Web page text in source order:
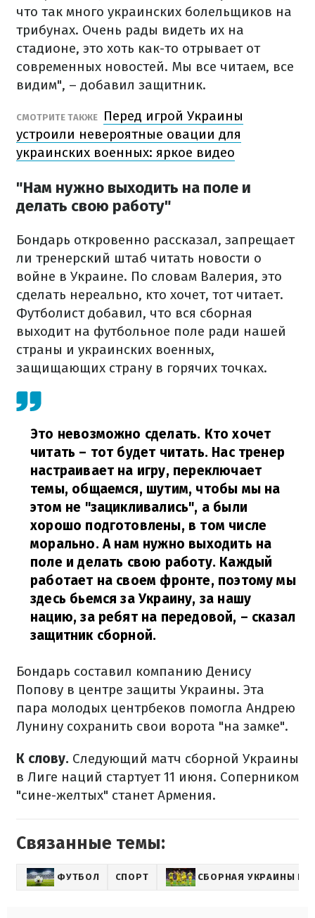
что так много украинских болельщиков на
трибунах. Очень рады видеть их на
стадионе, это хоть как-то отрывает от
современных новостей. Мы все читаем, все
видим", – добавил защитник.
СМОТРИТЕ ТАКЖЕ
Перед игрой Украины
устроили невероятные овации для
украинских военных: яркое видео
"Нам нужно выходить на поле и
делать свою работу"
Бондарь откровенно рассказал, запрещает
ли тренерский штаб читать новости о
войне в Украине. По словам Валерия, это
сделать нереально, кто хочет, тот читает.
Футболист добавил, что вся сборная
выходит на футбольное поле ради нашей
страны и украинских военных,
защищающих страну в горячих точках.
Это невозможно сделать. Кто хочет
читать – тот будет читать. Нас тренер
настраивает на игру, переключает
темы, общаемся, шутим, чтобы мы на
этом не "зацикливались", а были
хорошо подготовлены, в том числе
морально. А нам нужно выходить на
поле и делать свою работу. Каждый
работает на своем фронте, поэтому мы
здесь бьемся за Украину, за нашу
нацию, за ребят на передовой, – сказал
защитник сборной.
Бондарь составил компанию Денису
Попову в центре защиты Украины. Эта
пара молодых центрбеков помогла Андрею
Лунину сохранить свои ворота "на замке".
К слову. Следующий матч сборной Украины
в Лиге наций стартует 11 июня. Соперником
"сине-желтых" станет Армения.
Связанные темы:
ФУТБОЛ СПОРТ СБОРНАЯ УКРАИНЫ